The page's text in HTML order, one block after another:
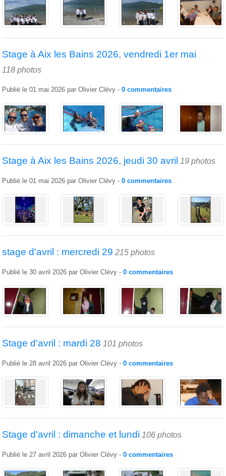
Stage à Aix les Bains 2026, vendredi 1er mai
118 photos
Publié le 01 mai 2026 par Olivier Clévy - 0 commentaires
Stage à Aix les Bains 2026, jeudi 30 avril 19 photos
Publié le 01 mai 2026 par Olivier Clévy - 0 commentaires
stage d'avril : mercredi 29 215 photos
Publié le 30 avril 2026 par Olivier Clévy - 0 commentaires
Stage d'avril : mardi 28 101 photos
Publié le 28 avril 2026 par Olivier Clévy - 0 commentaires
Stage d'avril : dimanche et lundi 106 photos
Publié le 27 avril 2026 par Olivier Clévy - 0 commentaires